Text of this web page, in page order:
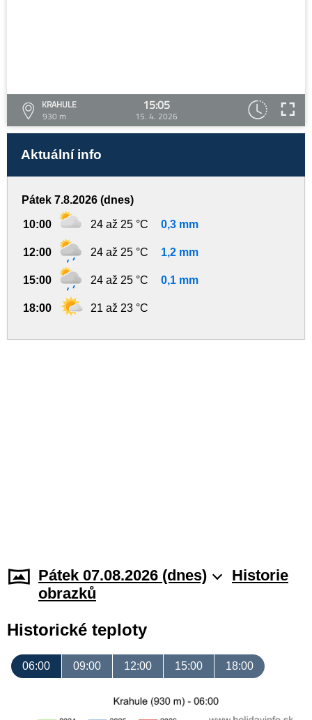
KRAHULE
930 m
15:05
15. 4. 2026
Aktuální info
Pátek 7.8.2026 (dnes)
10:00 24 až 25 °C 0,3 mm
12:00 24 až 25 °C 1,2 mm
15:00 24 až 25 °C 0,1 mm
18:00 21 až 23 °C
Pátek 07.08.2026 (dnes)
Historie
obrazků
Historické teploty
06:00 09:00 12:00 15:00 18:00